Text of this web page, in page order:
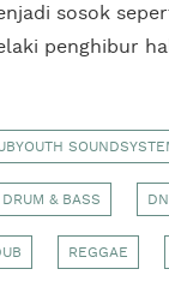
sosok
penghibur
DRUM & BASS
REGGAE